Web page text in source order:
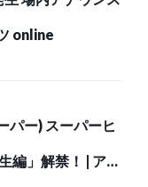
online
パー) スーパーヒ
編」解禁！ | アニ